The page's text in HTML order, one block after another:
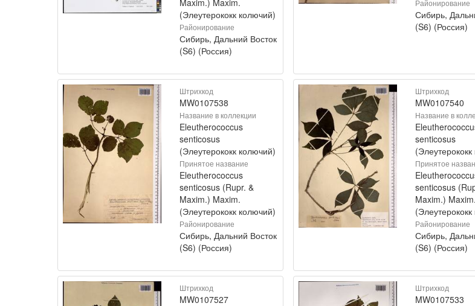
Maxim.) Maxim.
(Элеутерококк колючий)
Районирование
Сибирь, Дальний Восток
(S6) (Россия)
Районирование
Сибирь,
(S6) (Россия)
Штрихкод
MW0107538
Название в коллекции
Eleutherococcus
senticosus
(Элеутерококк колючий)
Принятое название
Eleutherococcus
senticosus (Rupr. &
Maxim.) Maxim.
(Элеутерококк колючий)
Районирование
Сибирь, Дальний Восток
(S6) (Россия)
Штрихкод
MW0107540
Название в
senticosus
Принятое
senticosus
Maxim.) Maxim.
Районирование
Сибирь,
(S6) (Россия)
Штрихкод
MW0107527
Штрихкод
MW0107533